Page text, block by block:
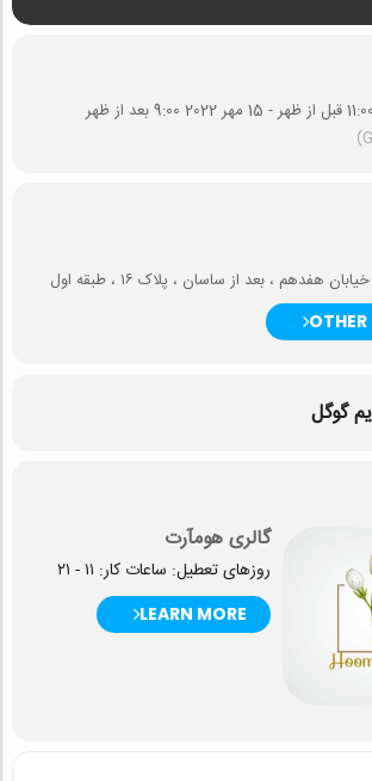
هفدهم ، بعد از ساسان ، پلاک ۱۶ ، طبقه اول
OTHER
گوگل
گالری هومآرت
روزهای تعطیل: ساعات کار: ۱۱ - ۲۱
LEARN MORE